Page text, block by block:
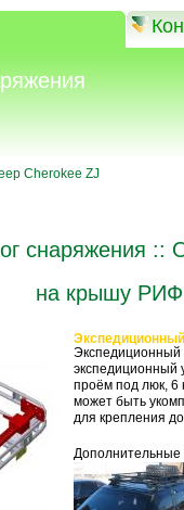
Cherokee ZJ
снаряжения ::
на крышу
Экспедиционный
экспедиционный
проём под люк, 6
может быть
для крепления